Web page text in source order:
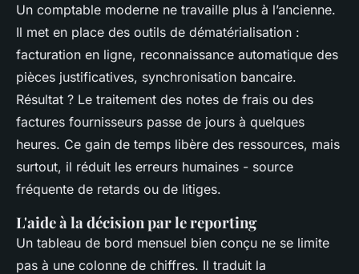
Un comptable moderne ne travaille plus à l’ancienne.
Il met en place des outils de dématérialisation :
facturation en ligne, reconnaissance automatique des
pièces justificatives, synchronisation bancaire.
Résultat ? Le traitement des notes de frais ou des
factures fournisseurs passe de jours à quelques
heures. Ce gain de temps libère des ressources, mais
surtout, il réduit les erreurs humaines - source
fréquente de retards ou de litiges.
L'aide à la décision par le reporting
Un tableau de bord mensuel bien conçu ne se limite
pas à une colonne de chiffres. Il traduit la